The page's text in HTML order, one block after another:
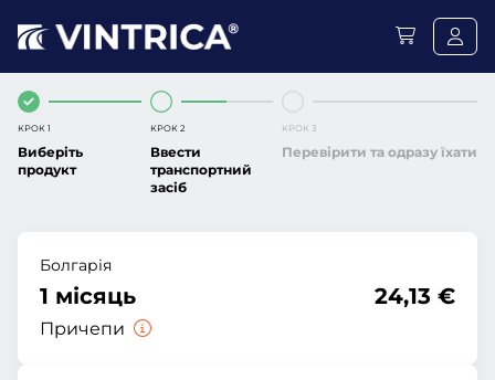
КРОК 1
Виберіть
продукт
КРОК 2
Ввести
транспортний
засіб
КРОК 3
Перевірити та одразу їхати
Болгарія
1 місяць
Причепи
24,13 €